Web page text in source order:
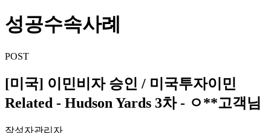
성공수속사례
POST
[미국] 이민비자 승인 / 미국투자이민
Related - Hudson Yards 3차 - ㅇ**고객님
작성자관리자